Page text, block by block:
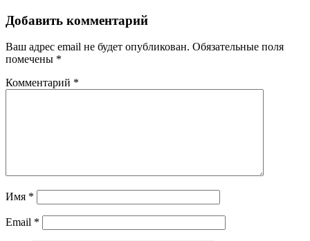
Добавить комментарий
Ваш адрес email не будет опубликован. Обязательные поля
помечены *
Комментарий *
Имя *
Email *